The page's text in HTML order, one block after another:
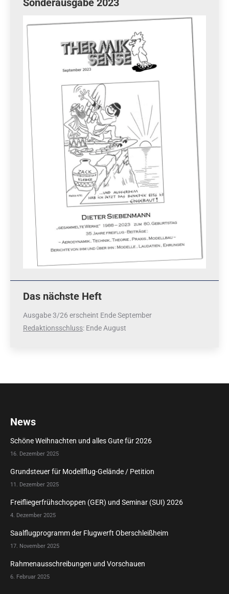
Sonderausgabe 2023
Das nächste Heft
Ausgabe 3/26 erscheint Ende September
Redaktionsschluss: Ende August
News
Schöne Weihnachten und alles Gute für 2026
16. Dezember 2025
Grundsteuer für Modellflug-Gelände / Petition
11. Dezember 2025
Freifliegerfrühschoppen (GER) und Seminar (SUI) 2026
4. Dezember 2025
Saalflugprogramm der Flugwerft Oberschleißheim
17. November 2025
Rahmenausschreibungen und Vorschauen
6. Februar 2025